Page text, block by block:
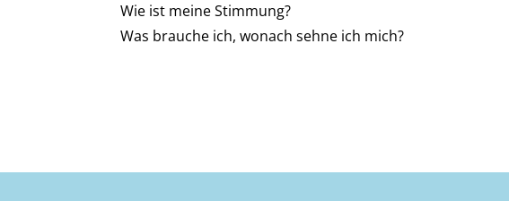
Wie ist meine Stimmung?
Was brauche ich, wonach sehne ich mich?